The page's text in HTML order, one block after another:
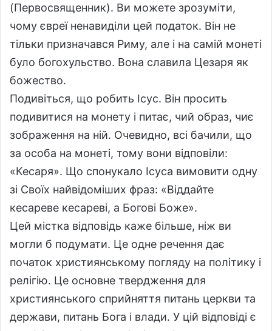
(Первосвященник). Ви можете зрозуміти,
чому євреї ненавиділи цей податок. Він не
тільки призначався Риму, але і на самій монеті
було богохульство. Вона славила Цезаря як
божество.
Подивіться, що робить Ісус. Він просить
подивитися на монету і питає, чий образ, чиє
зображення на ній. Очевидно, всі бачили, що
за особа на монеті, тому вони відповіли:
«Кесаря». Що спонукало Ісуса вимовити одну
зі Своїх найвідоміших фраз: «Віддайте
кесареве кесареві, а Богові Боже».
Цей містка відповідь каже більше, ніж ви
могли б подумати. Це одне речення дає
початок християнському погляду на політику і
релігію. Це основне твердження для
християнського сприйняття питань церкви та
держави, питань Бога і влади. У цій відповіді є